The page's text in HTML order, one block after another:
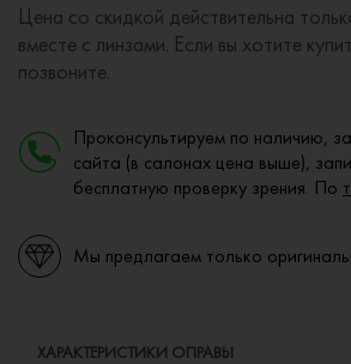
Цена со скидкой действительна
вместе с линзами. Если вы хотите
позвоните.
Проконсультируем по наличию,
сайта (в салонах цена выше),
бесплатную проверку зрения. По
Мы предлагаем только
ХАРАКТЕРИСТИКИ ОПРАВЫ